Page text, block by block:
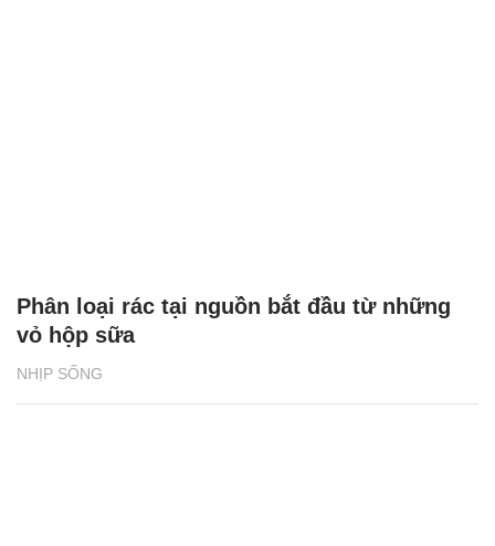
NHỊP SỐNG
Phân loại rác tại nguồn bắt đầu từ những
vỏ hộp sữa